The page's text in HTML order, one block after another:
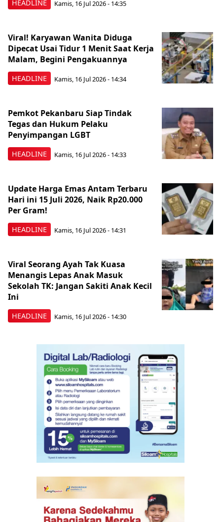
HEADLINE Kamis, 16 Jul 2026 - 14:35
HEADLINE
Viral! Karyawan Wanita Diduga
Dipecat Usai Tidur 1 Menit Saat Kerja
Malam, Begini Pengakuannya
Kamis, 16 Jul 2026 - 14:34
HEADLINE
Pemkot Pekanbaru Siap Tindak
Tegas dan Hukum Pelaku
Penyimpangan LGBT
Kamis, 16 Jul 2026 - 14:33
HEADLINE
Update Harga Emas Antam Terbaru
Hari ini 15 Juli 2026, Naik Rp20.000
Per Gram!
Kamis, 16 Jul 2026 - 14:31
HEADLINE
Viral Seorang Ayah Tak Kuasa
Menangis Lepas Anak Masuk
Sekolah TK: Jangan Sakiti Anak Kecil
Ini
Kamis, 16 Jul 2026 - 14:30